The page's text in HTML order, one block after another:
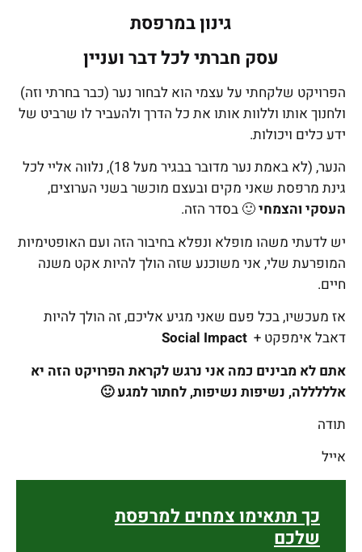
גינון במרפסת
עסק חברתי לכל דבר ועניין
הפרויקט שלקחתי על עצמי הוא לבחור נער (כבר בחרתי וזה)
ולחנוך אותו וללוות אותו את כל הדרך ולהעביר לו שרביט של
ידע כלים ויכולות.
הנער, (לא באמת נער מדובר בבגיר מעל 18), נלווה אליי לכל
גינת מרפסת שאני מקים ובעצם מוכשר בשני הערוצים,
העסקי והצמחי🙂 בסדר הזה.
יש לדעתי משהו מופלא ונפלא בחיבור הזה ועם האופטימיות
המופרעת שלי, אני משוכנע שזה הולך להיות אקט משנה
חיים.
אז מעכשיו, בכל פעם שאני מגיע אליכם, זה הולך להיות
דאבל אימפקט + Social Impact
אתם לא מבינים כמה אני נרגש לקראת הפרויקט הזה יא
אלללללה, נשיפות נשיפות, לחתור למגע 🙂
תודה
אייל
כך תתאימו צמחים למרפסת
שלכם